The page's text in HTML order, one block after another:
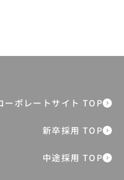
切り拓く“生涯ブ